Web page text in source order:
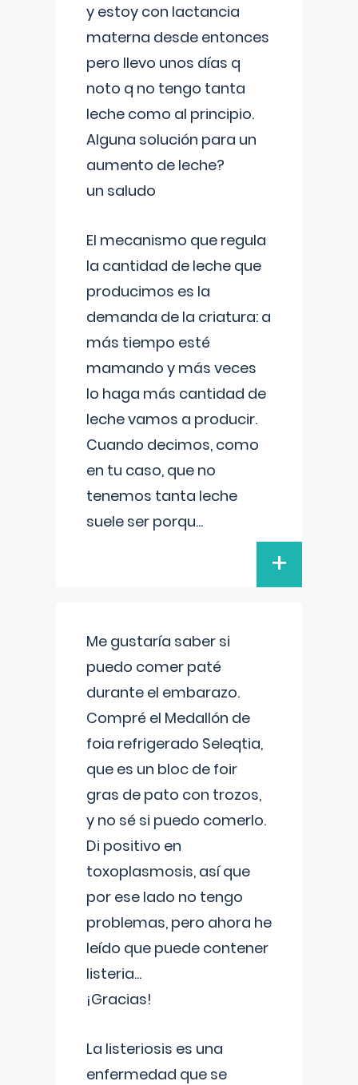
y estoy con lactancia
materna desde entonces
pero llevo unos días q
noto q no tengo tanta
leche como al principio.
Alguna solución para un
aumento de leche?
un saludo
El mecanismo que regula
la cantidad de leche que
producimos es la
demanda de la criatura: a
más tiempo esté
mamando y más veces
lo haga más cantidad de
leche vamos a producir.
Cuando decimos, como
en tu caso, que no
tenemos tanta leche
suele ser porqu...
+
Me gustaría saber si
puedo comer paté
durante el embarazo.
Compré el Medallón de
foia refrigerado Seleqtia,
que es un bloc de foir
gras de pato con trozos,
y no sé si puedo comerlo.
Di positivo en
toxoplasmosis, así que
por ese lado no tengo
problemas, pero ahora he
leído que puede contener
listeria...
¡Gracias!
La listeriosis es una
enfermedad que se